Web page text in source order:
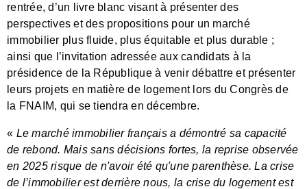
rentrée, d’un livre blanc visant à présenter des
perspectives et des propositions pour un marché
immobilier plus fluide, plus équitable et plus durable ;
ainsi que l’invitation adressée aux candidats à la
présidence de la République à venir débattre et présenter
leurs projets en matière de logement lors du Congrès de
la FNAIM, qui se tiendra en décembre.
« Le marché immobilier français a démontré sa capacité
de rebond. Mais sans décisions fortes, la reprise observée
en 2025 risque de n'avoir été qu'une parenthèse. La crise
de l’immobilier est derrière nous, la crise du logement est